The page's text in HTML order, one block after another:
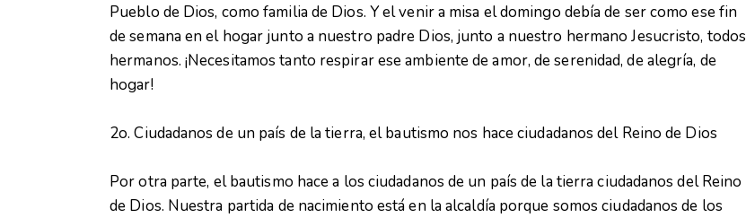
Pueblo de Dios, como familia de Dios. Y el venir a misa el domingo debía de ser como ese fin
de semana en el hogar junto a nuestro padre Dios, junto a nuestro hermano Jesucristo, todos
hermanos. ¡Necesitamos tanto respirar ese ambiente de amor, de serenidad, de alegría, de
hogar!
2o. Ciudadanos de un país de la tierra, el bautismo nos hace ciudadanos del Reino de Dios
Por otra parte, el bautismo hace a los ciudadanos de un país de la tierra ciudadanos del Reino
de Dios. Nuestra partida de nacimiento está en la alcaldía porque somos ciudadanos de los